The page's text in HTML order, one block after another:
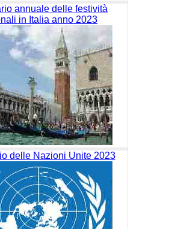
annuale delle festività
in Italia anno 2023
delle Nazioni Unite 2023